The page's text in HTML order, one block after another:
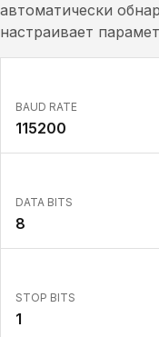
автоматически
настраивает
BAUD RATE
115200
DATA BITS
8
STOP BITS
1